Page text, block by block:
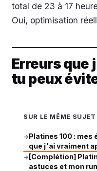
total de 23 à 17
Oui, optimisation
Erreurs que
tu peux
SUR LE MÊME SUJET
→Platines 100 : mes
que j'ai vraiment
→ [Complétion]
astuces et mon